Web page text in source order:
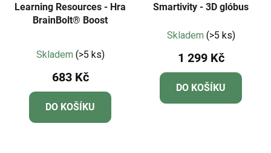
Learning Resources - Hra
BrainBolt® Boost
hodnocení
produktu
je
5,0
z
Skladem (>5 ks)
683 Kč
DO KOŠÍKU
Smartivity - 3D glóbus
Skladem (>5 ks)
1 299 Kč
DO KOŠÍKU